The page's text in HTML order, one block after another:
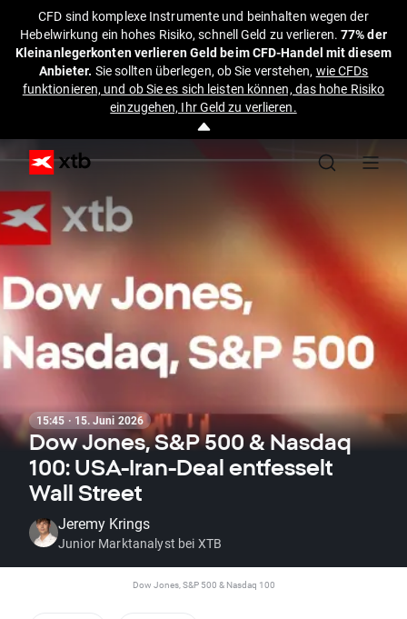
CFD sind komplexe Instrumente und beinhalten wegen der
Hebelwirkung ein hohes Risiko, schnell Geld zu verlieren.77% der
Kleinanlegerkonten verlieren Geld beim CFD-Handel mit diesem
Anbieter. Sie sollten überlegen, ob Sie verstehen, wie CFDs
funktionieren, und ob Sie es sich leisten können, das hohe Risiko
einzugehen, Ihr Geld zu verlieren.
15:45 · 15. Juni 2026
Dow Jones, S&P 500 & Nasdaq
100: USA-Iran-Deal entfesselt
Wall Street
Jeremy Krings
Junior Marktanalyst bei XTB
Dow Jones, S&P 500 & Nasdaq 100